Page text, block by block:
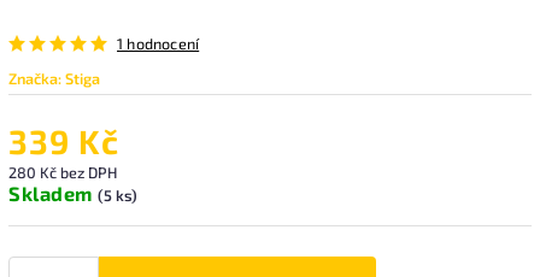
1 hodnocení
Značka:Stiga
339 Kč
280 Kč bez DPH
Skladem (5 ks)